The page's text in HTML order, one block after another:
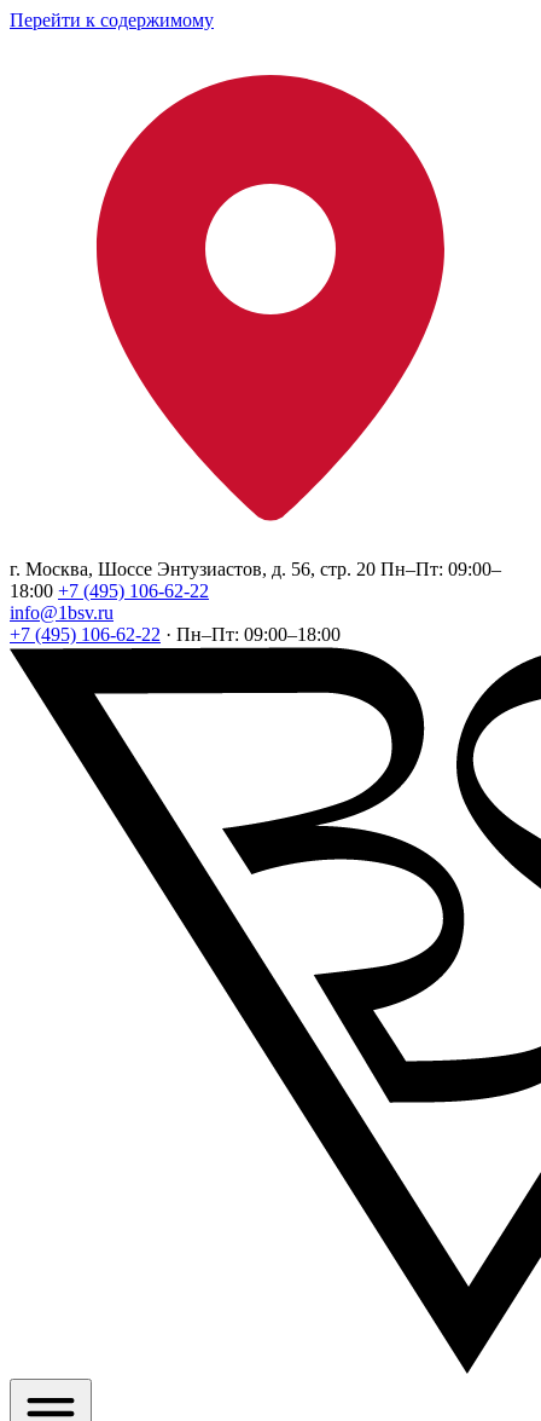
Перейти к содержимому
г. Москва, Шоссе Энтузиастов, д. 56, стр. 20 Пн–Пт: 09:00–
18:00 +7 (495) 106-62-22
info@1bsv.ru
+7 (495) 106-62-22 · Пн–Пт: 09:00–18:00